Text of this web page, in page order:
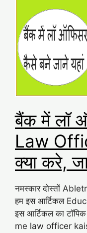
बैंक में लॉ
Law
क्या करे,
नमस्कार दोस्तों
हम इस आर्टिकल
इस आर्टिकल का
me law officer